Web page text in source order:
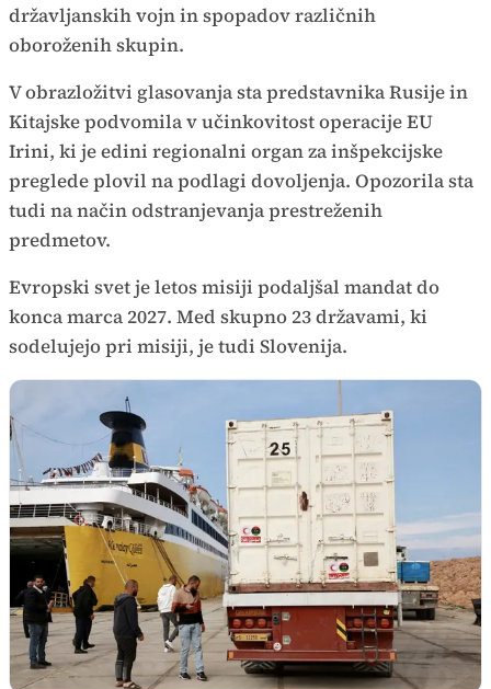
državljanskih vojn in spopadov različnih
oboroženih skupin.
V obrazložitvi glasovanja sta predstavnika Rusije in
Kitajske podvomila v učinkovitost operacije EU
Irini, ki je edini regionalni organ za inšpekcijske
preglede plovil na podlagi dovoljenja. Opozorila sta
tudi na način odstranjevanja prestreženih
predmetov.
Evropski svet je letos misiji podaljšal mandat do
konca marca 2027. Med skupno 23 državami, ki
sodelujejo pri misiji, je tudi Slovenija.